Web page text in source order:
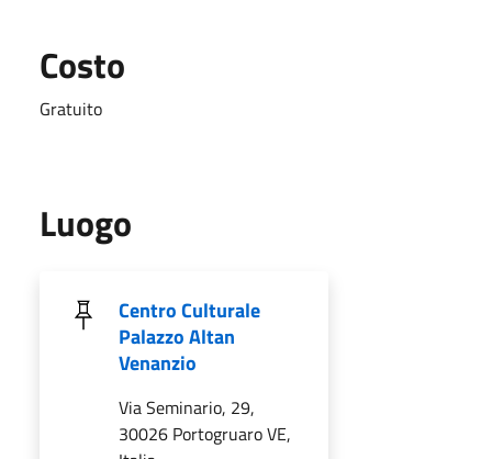
Costo
Gratuito
Luogo
Centro Culturale
Palazzo Altan
Venanzio
Via Seminario, 29,
30026 Portogruaro VE,